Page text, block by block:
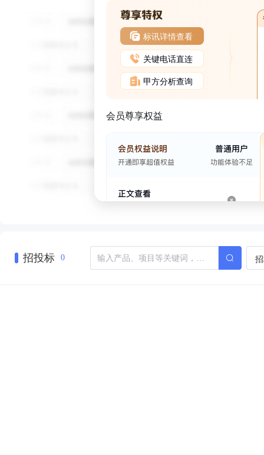
标讯详情查看
关键电话直连
甲方分析查询
会员尊享权益
招投标 0